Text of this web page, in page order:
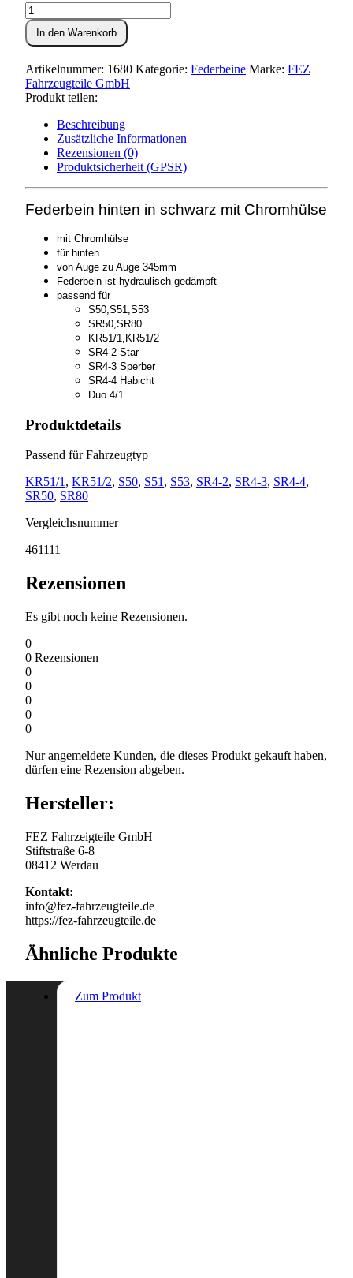
Federbein
hinten,
schwarz
und
Chromhülse
-
Länge
KR51,SR4-
Menge
In den Warenkorb
Artikelnummer: 1680 Kategorie: Federbeine Marke: FEZ
Fahrzeugteile GmbH
Produkt teilen:
Beschreibung
Zusätzliche Informationen
Rezensionen (0)
Produktsicherheit (GPSR)
Federbein hinten in schwarz mit Chromhülse
mit Chromhülse
für hinten
von Auge zu Auge 345mm
Federbein ist hydraulisch gedämpft
passend für
S50,S51,S53
SR50,SR80
KR51/1,KR51/2
SR4-2 Star
SR4-3 Sperber
SR4-4 Habicht
Duo 4/1
Produktdetails
Passend für Fahrzeugtyp
KR51/1 , KR51/2, S50, S51 , S53, SR4-2, SR4-3, SR4-4,
SR50, SR80
Vergleichsnummer
461111
Rezensionen
Es gibt noch keine Rezensionen.
0
0 Rezensionen
0
0
0
0
0
Nur angemeldete Kunden, die dieses Produkt gekauft haben,
dürfen eine Rezension abgeben.
Hersteller:
FEZ Fahrzeigteile GmbH
Stiftstraße 6-8
08412 Werdau
Kontakt:
info@fez-fahrzeugteile.de
https://fez-fahrzeugteile.de
Ähnliche Produkte
Zum Produkt